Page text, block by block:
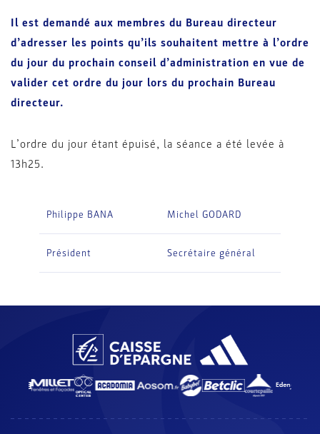
Il est demandé aux membres du Bureau directeur
d’adresser les points qu’ils souhaitent mettre à l’ordre
du jour du prochain conseil d’administration en vue de
valider cet ordre du jour lors du prochain Bureau
directeur.
L’ordre du jour étant épuisé, la séance a été levée à
13h25.
Philippe BANA Michel GODARD
Président Secrétaire général